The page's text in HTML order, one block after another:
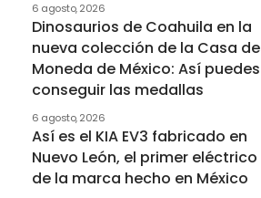
6 agosto, 2026
Dinosaurios de Coahuila en la
nueva colección de la Casa de
Moneda de México: Así puedes
conseguir las medallas
6 agosto, 2026
Así es el KIA EV3 fabricado en
Nuevo León, el primer eléctrico
de la marca hecho en México